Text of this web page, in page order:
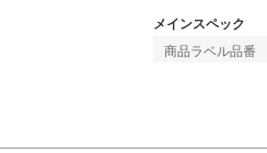
メインスペック
商品ラベル品番